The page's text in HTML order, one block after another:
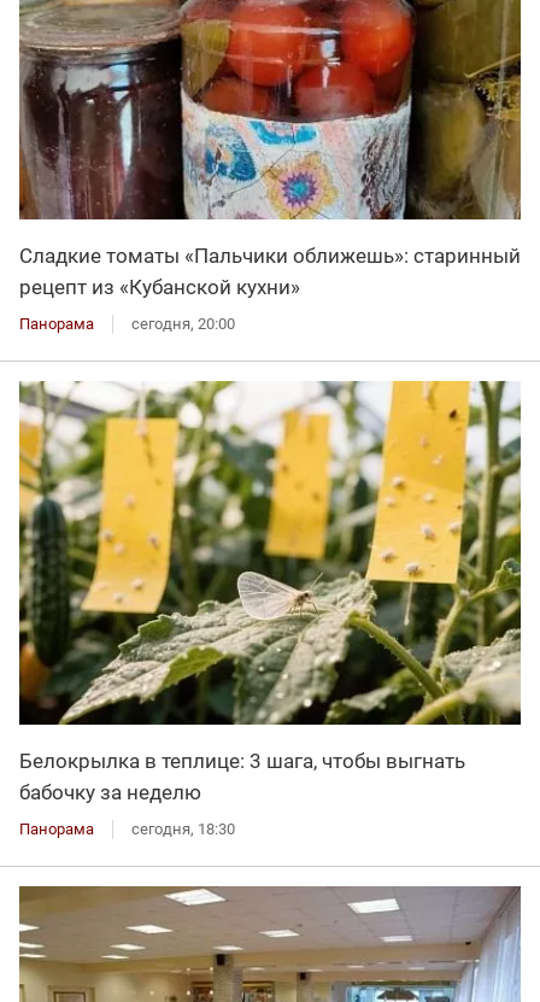
Сладкие томаты «Пальчики оближешь»: старинный
рецепт из «Кубанской кухни»
Панорама сегодня, 20:00
Белокрылка в теплице: 3 шага, чтобы выгнать
бабочку за неделю
Панорама сегодня, 18:30